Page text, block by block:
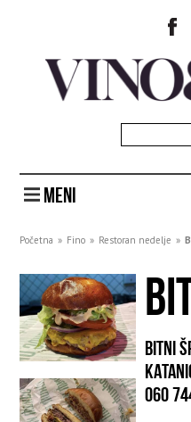
MENI
Početna » Fino » Restoran nedelje »
BITNI
060